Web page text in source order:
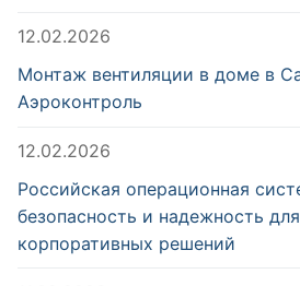
12.02.2026
Монтаж вентиляции в доме в
Аэроконтроль
12.02.2026
Российская операционная
безопасность и надежность
корпоративных решений